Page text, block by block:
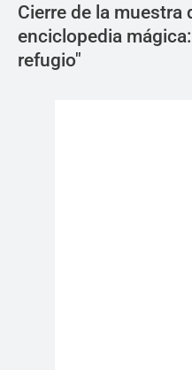
Cierre de la muestra
enciclopedia
refugio"